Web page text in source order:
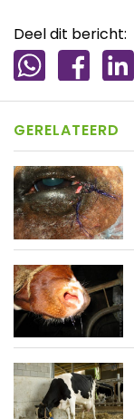
Deel dit bericht:
GERELATEERD